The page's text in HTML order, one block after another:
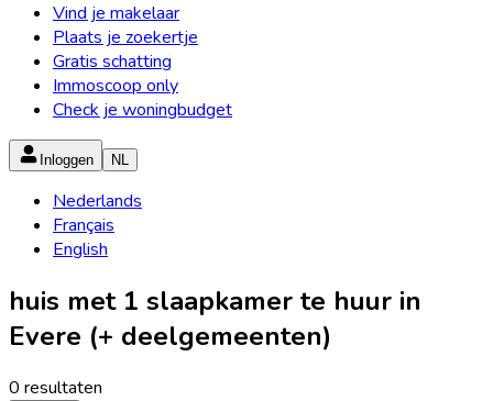
Vind je makelaar
Plaats je zoekertje
Gratis schatting
Immoscoop only
Check je woningbudget
Inloggen NL
Nederlands
Français
English
huis met 1 slaapkamer te huur in
Evere (+ deelgemeenten)
0 resultaten